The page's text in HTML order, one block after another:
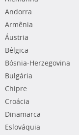
Andorra
Armênia
Áustria
Bélgica
Bósnia-Herzegovina
Bulgária
Chipre
Croácia
Dinamarca
Eslováquia